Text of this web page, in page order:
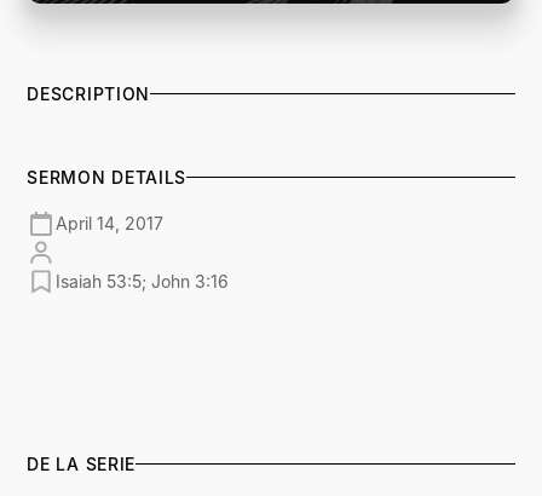
DESCRIPTION
SERMON DETAILS
April 14, 2017
Isaiah 53:5; John 3:16
DE LA SERIE